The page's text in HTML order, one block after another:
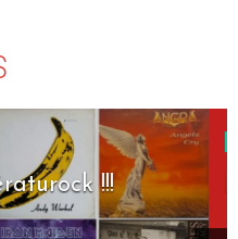
Days To Rock !!!